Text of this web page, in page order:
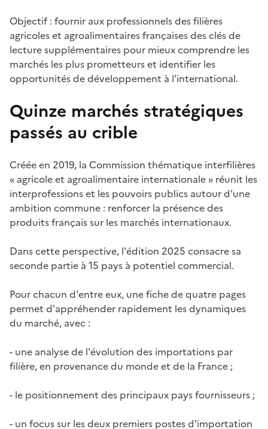
Objectif : fournir aux professionnels des filières
agricoles et agroalimentaires françaises des clés de
lecture supplémentaires pour mieux comprendre les
marchés les plus prometteurs et identifier les
opportunités de développement à l'international.
Quinze marchés stratégiques
passés au crible
Créée en 2019, la Commission thématique interfilières
« agricole et agroalimentaire internationale » réunit les
interprofessions et les pouvoirs publics autour d'une
ambition commune : renforcer la présence des
produits français sur les marchés internationaux.
Dans cette perspective, l'édition 2025 consacre sa
seconde partie à 15 pays à potentiel commercial.
Pour chacun d'entre eux, une fiche de quatre pages
permet d'appréhender rapidement les dynamiques
du marché, avec :
- une analyse de l'évolution des importations par
filière, en provenance du monde et de la France ;
- le positionnement des principaux pays fournisseurs ;
- un focus sur les deux premiers postes d'importation